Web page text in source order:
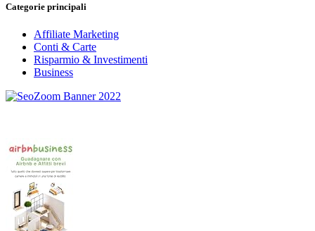
Categorie principali
Affiliate Marketing
Conti & Carte
Risparmio & Investimenti
Business